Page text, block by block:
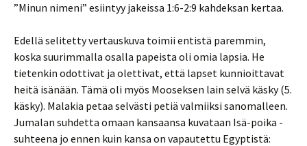
”Minun nimeni” esiintyy jakeissa 1:6-2:9 kahdeksan kertaa.
Edellä selitetty vertauskuva toimii entistä paremmin,
koska suurimmalla osalla papeista oli omia lapsia. He
tietenkin odottivat ja olettivat, että lapset kunnioittavat
heitä isänään. Tämä oli myös Mooseksen lain selvä käsky (5.
käsky). Malakia petaa selvästi petiä valmiiksi sanomalleen.
Jumalan suhdetta omaan kansaansa kuvataan Isä-poika -
suhteena jo ennen kuin kansa on vapautettu Egyptistä: